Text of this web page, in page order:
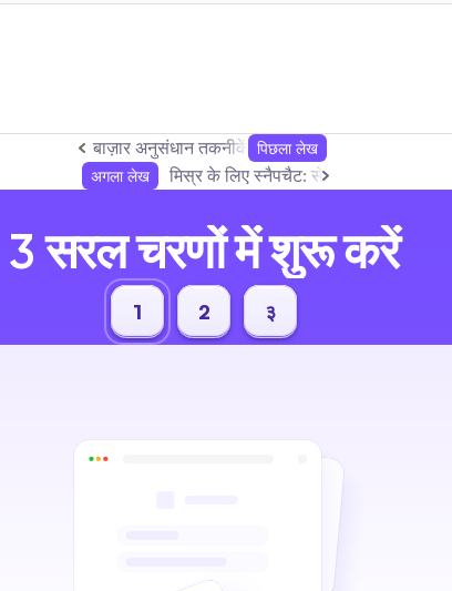
बाज़ार अनुसंधान तकनीकें: सोशल टीमों के लिए संपूर्ण
पिछला लेख
अगला लेख
मिस्र के लिए स्नैपचैट: सेटअप, कंटेंट और
3 सरल चरणों में शुरू करें
1 2 ३